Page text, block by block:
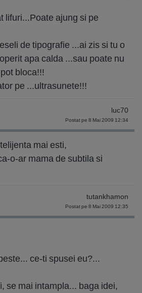
lifuri...Poate ajung si pe
de tipografie ...ai zis si tu o
apa calda ...sau poate nu
bloca!!!
pe ...ultrasunete!!!
luc70
Postat pe 8 Mai 2009 12:34
mai esti,
o-ar mama de subtila si
tutankhamon
Postat pe 8 Mai 2009 12:35
ce-ti spusei eu?...
se mai intampla... baga idei,